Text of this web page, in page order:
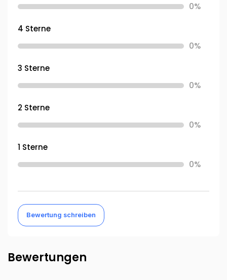
0%
4 Sterne
0%
3 Sterne
0%
2 Sterne
0%
1 Sterne
0%
Bewertung schreiben
Bewertungen